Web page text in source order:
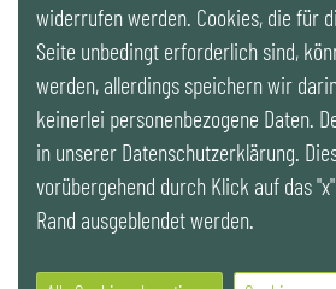
Cookies
Publikationen & Videos
Gebäude
Raum
K.O.P.T.
Cookies
Suche
Impressum
widerrufen werden. Cookies, die für
Seite unbedingt erforderlich sind,
werden, allerdings speichern wir
keinerlei personenbezogene Daten.
in unserer Datenschutzerklärung.
vorübergehend durch Klick auf das
Rand ausgeblendet werden.